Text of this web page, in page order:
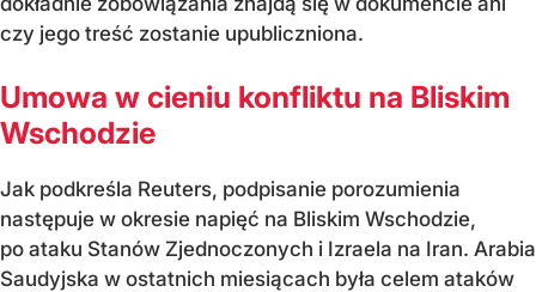
czy jego treść zostanie upubliczniona.
Umowa w cieniu konfliktu na Bliskim
Wschodzie
Jak podkreśla Reuters, podpisanie porozumienia
następuje w okresie napięć na Bliskim Wschodzie,
po ataku Stanów Zjednoczonych i Izraela na Iran. Arabia
Saudyjska w ostatnich miesiącach była celem ataków